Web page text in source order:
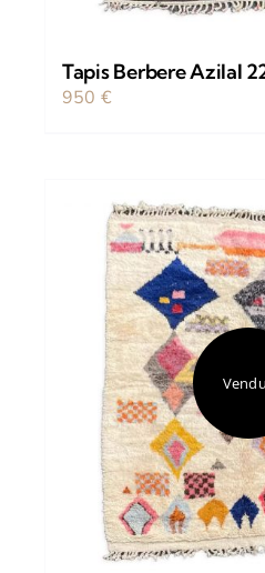
Tapis Berbere Azilal
950 €